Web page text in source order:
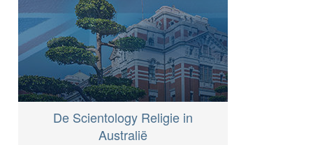
De Scientology Religie in
Australië